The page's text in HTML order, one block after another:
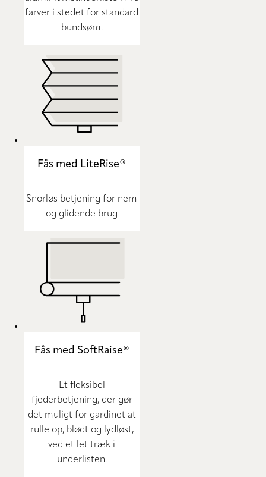
farver i stedet for standard
bundsøm.
Fås med LiteRise®
Snorløs betjening for nem
og glidende brug
Fås med SoftRaise®
Et fleksibel
fjederbetjening, der gør
det muligt for gardinet at
rulle op, blødt og lydløst,
ved et let træk i
underlisten.